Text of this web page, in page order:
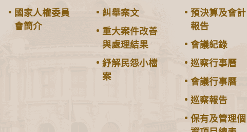
國家人權委員
會簡介
糾舉案文
重大案件改善
與處理結果
紓解民怨小檔
案
預決算及會計
報告
會議紀錄
巡察行事曆
會議行事曆
巡察報告
保有及管理個